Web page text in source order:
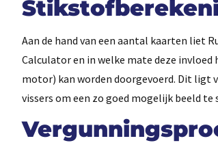
Aan de hand van een aantal kaarten liet
Calculator en in welke mate deze invloed
motor) kan worden doorgevoerd. Dit ligt
vissers om een zo goed mogelijk beeld te